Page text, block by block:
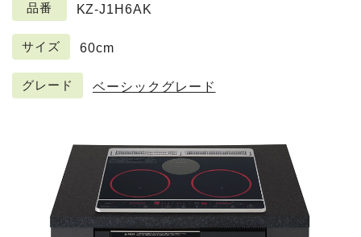
品番 KZ-J1H6AK
サイズ 60cm
グレード ベーシックグレード